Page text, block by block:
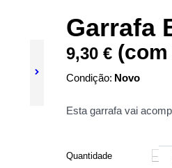
Garrafa
9,30 € (com
Condição: Novo
Esta garrafa vai
Quantidade ‒